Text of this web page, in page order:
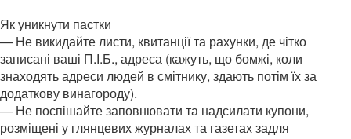
Як уникнути пастки
— Не викидайте листи, квитанції та рахунки, де чітко
записані ваші П.І.Б., адреса (кажуть, що бомжі, коли
знаходять адреси людей в смітнику, здають потім їх за
додаткову винагороду).
— Не поспішайте заповнювати та надсилати купони,
розміщені у глянцевих журналах та газетах задля